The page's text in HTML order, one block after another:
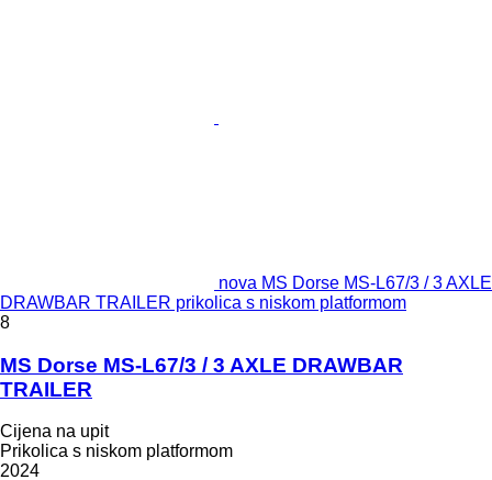
nova MS Dorse MS-L67/3 / 3 AXLE
DRAWBAR TRAILER prikolica s niskom platformom
8
MS Dorse MS-L67/3 / 3 AXLE DRAWBAR
TRAILER
Cijena na upit
Prikolica s niskom platformom
2024